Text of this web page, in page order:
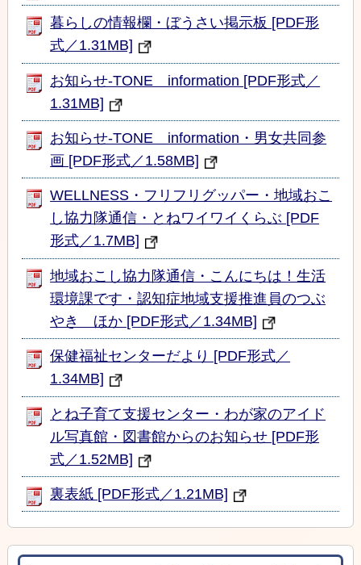
暮らしの情報欄・ぼうさい掲示板 [PDF形
式／1.31MB]
お知らせ‐TONE information [PDF形式／
1.31MB]
お知らせ‐TONE information・男女共同参
画 [PDF形式／1.58MB]
WELLNESS・フリフリグッパー・地域おこ
し協力隊通信・とねワイワイくらぶ [PDF
形式／1.7MB]
地域おこし協力隊通信・こんにちは！生活
環境課です・認知症地域支援推進員のつぶ
やき ほか [PDF形式／1.34MB]
保健福祉センターだより [PDF形式／
1.34MB]
とね子育て支援センター・わが家のアイド
ル写真館・図書館からのお知らせ [PDF形
式／1.52MB]
裏表紙 [PDF形式／1.21MB]